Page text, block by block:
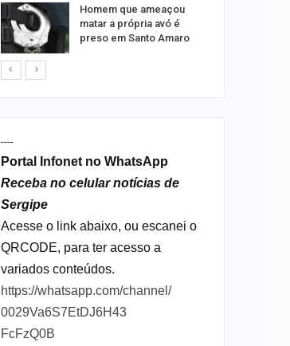
Homem que ameaçou
matar a própria avó é
preso em Santo Amaro
----
Portal Infonet no WhatsApp
Receba no celular notícias de
Sergipe
Acesse o link abaixo, ou escanei o
QRCODE, para ter acesso a
variados conteúdos.
https://whatsapp.com/channel/
0029Va6S7EtDJ6H43
FcFzQ0B